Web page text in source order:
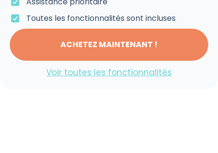
Toutes les fonctionnalités sont incluses
ACHETEZ MAINTENANT !
Voir toutes les fonctionnalités